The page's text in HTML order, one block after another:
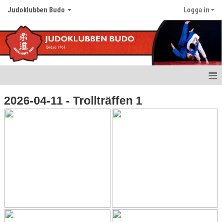
Judoklubben Budo Logga in
Nyheter
2026-04-11 - Trollträffen 1